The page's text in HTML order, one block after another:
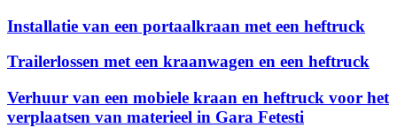
Installatie van een portaalkraan met een heftruck
Trailerlossen met een kraanwagen en een heftruck
Verhuur van een mobiele kraan en heftruck voor het
verplaatsen van materieel in Gara Fetesti